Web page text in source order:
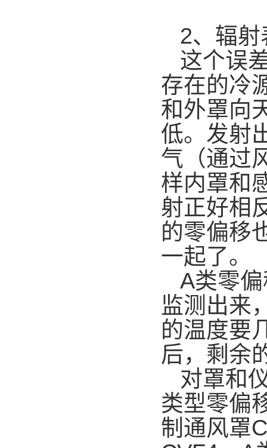
2、辐
这个误
存在的冷
和外罩向
低。发射
气（通过
样内罩和
射正好相
的零偏移
一起了。
A类零
监测出来
的温度要
后，剩余
对罩和
类型零偏
制通风罩